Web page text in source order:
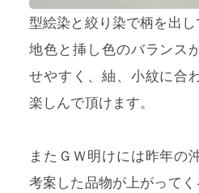
型絵染と絞り染で柄を出し
地色と挿し色のバランス
せやすく、紬、小紋に合
楽しんで頂けます。
またＧＷ明けには昨年の
考案した品物が上がってく